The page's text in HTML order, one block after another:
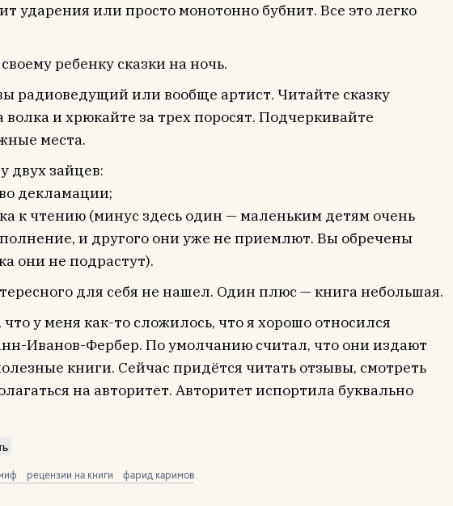
ударения или просто монотонно бубнит. Все это легко
ребенку сказки на ночь.
радиоведущий или вообще артист. Читайте сказку
волка и хрюкайте за трех поросят. Подчеркивайте
места.
двух зайцев:
декламации;
к чтению (минус здесь один — маленьким детям очень
и другого они уже не приемлют. Вы обречены
они не подрастут).
для себя не нашел. Один плюс — книга небольшая.
у меня как-то сложилось, что я хорошо относился
Иванов-Фербер. По умолчанию считал, что они издают
книги. Сейчас придётся читать отзывы, смотреть
на авторитет. Авторитет испортила буквально
рецензии на книги фарид каримов